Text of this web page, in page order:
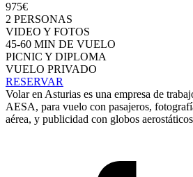
975€
2 PERSONAS
VIDEO Y FOTOS
45-60 MIN DE VUELO
PICNIC Y DIPLOMA
VUELO PRIVADO
RESERVAR
Volar en Asturias es una empresa de
AESA, para vuelo con pasajeros,
aérea, y publicidad con globos